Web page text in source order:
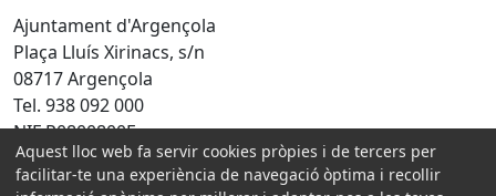
Ajuntament d'Argençola
Plaça Lluís Xirinacs, s/n
08717 Argençola
Tel. 938 092 000
NIF P0800800E
Amb la col·laboració de:
Aquest lloc web fa servir cookies pròpies i de tercers per
facilitar-te una experiència de navegació òptima i recollir